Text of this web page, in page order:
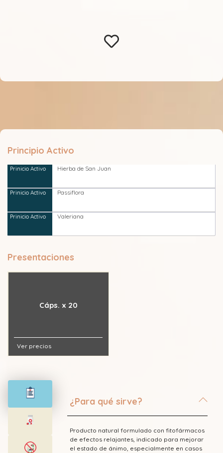
Principio Activo
Hierba de San Juan
Passiflora
Valeriana
Presentaciones
Cáps. x 20
Ver precios
¿Para qué sirve?
Producto natural formulado con fitofármacos
de efectos relajantes, indicado para mejorar
el estado de ánimo, especialmente en casos